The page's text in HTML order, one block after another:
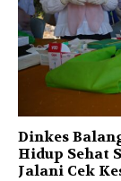
Dinkes
Hidup Sehat
Jalani Cek